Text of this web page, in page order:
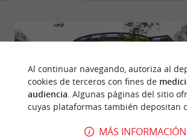
Al continuar navegando, autoriza al
cookies de terceros con fines de
audiencia . Algunas páginas del sitio
cuyas plataformas también depositan
MÁS INFORMACIÓN